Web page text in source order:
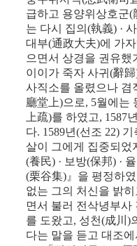
급하고 용양위상호군(
는 다시 집의 (執義) ·
대부(通政大夫)에 가
으면서 상경을 권유했
이이가 죽자 사귀 (辭歸
사직소를 올렸으나 겸
廳堂上)으로, 5월에는
上疏)를 하였고, 1587
다. 1589년(선조 22) 기
살이 그에게 집중되었
(養民) · 보방(保邦) ·
(栗谷集)』 을 평정하
없는 그의 처신을 밝히
면서 불러 전삭녕부사
를 도왔고, 성천(成川 )
다는 말을 듣고 대조